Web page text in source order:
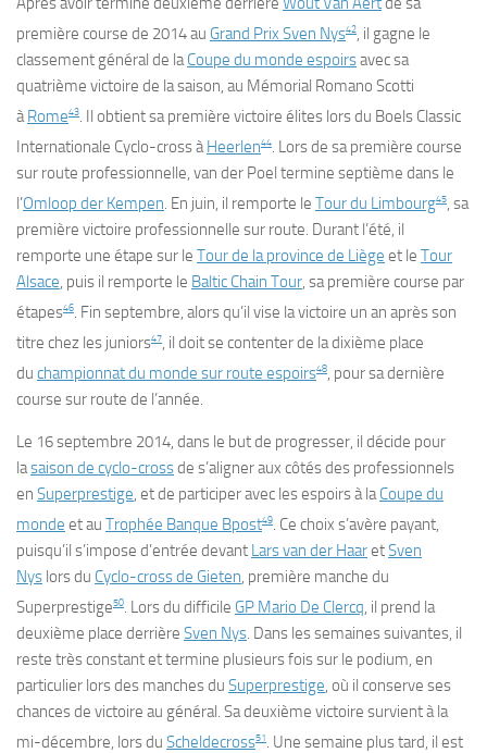
première course de 2014 au Grand Prix Sven Nys42, il gagne le
classement général de laCoupe du monde espoirsavec sa
quatrième victoire de la saison, au Mémorial Romano Scotti
àRome43. Il obtient sa première victoire élites lors du Boels Classic
Internationale Cyclo-cross àHeerlen44. Lors de sa première course
sur route professionnelle, van der Poel termine septième dans le
l’Omloop der Kempen. En juin, il remporte le Tour du Limbourg45, sa
première victoire professionnelle sur route. Durant l’été, il
remporte une étape sur le Tour de la province de Liège et le Tour
Alsace, puis il remporte le Baltic Chain Tour, sa première course par
étapes46. Fin septembre, alors qu’il vise la victoire un an après son
titre chez les juniors47, il doit se contenter de la dixième place
du championnat du monde sur route espoirs48, pour sa dernière
course sur route de l’année.
Le 16 septembre 2014, dans le but de progresser, il décide pour
lasaison de cyclo-crossde s’aligner aux côtés des professionnels
en Superprestige, et de participer avec les espoirs à laCoupe du
monde et au Trophée Banque Bpost49. Ce choix s’avère payant,
puisqu’il s’impose d’entrée devant Lars van der HaaretSven
Nys lors du Cyclo-cross de Gieten, première manche du
Superprestige50. Lors du difficile GP Mario De Clercq, il prend la
deuxième place derrière Sven Nys. Dans les semaines suivantes, il
reste très constant et termine plusieurs fois sur le podium, en
particulier lors des manches du Superprestige, où il conserve ses
chances de victoire au général. Sa deuxième victoire survient à la
mi-décembre, lors du Scheldecross51. Une semaine plus tard, il est